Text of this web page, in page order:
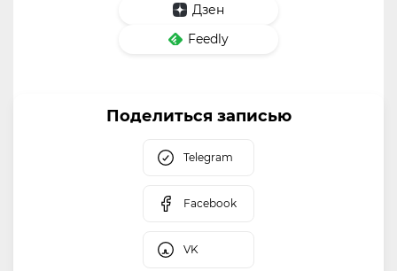
Дзен
Feedly
Поделиться записью
Telegram
Facebook
VK